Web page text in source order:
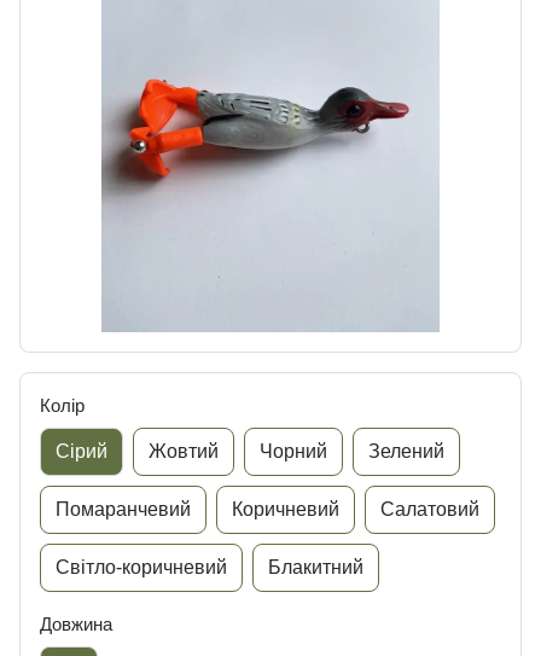
Колір
Сірий Жовтий Чорний Зелений
Помаранчевий Коричневий Салатовий
Світло-коричневий Блакитний
Довжина